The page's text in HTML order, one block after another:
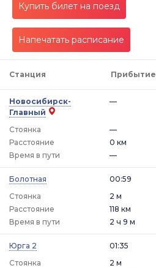
Купить билет на поезд
Напечатать расписание
Станция Прибытие
Новосибирск-
Главный
—
Стоянка —
Расстояние
0 км
Время в пути
—
Болотная
00:59
Стоянка
2 м
Расстояние
118 км
Время в пути
2 ч 9 м
Юрга 2
01:35
Стоянка
2 м